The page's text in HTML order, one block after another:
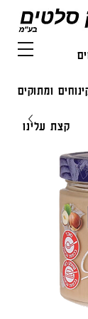
דגים
ומתוקים
קצת עלינו